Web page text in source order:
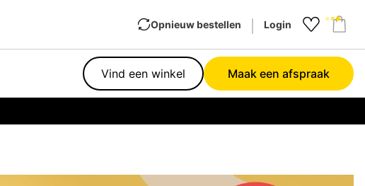
Opnieuw bestellen Login
Vind een winkel Maak een afspraak